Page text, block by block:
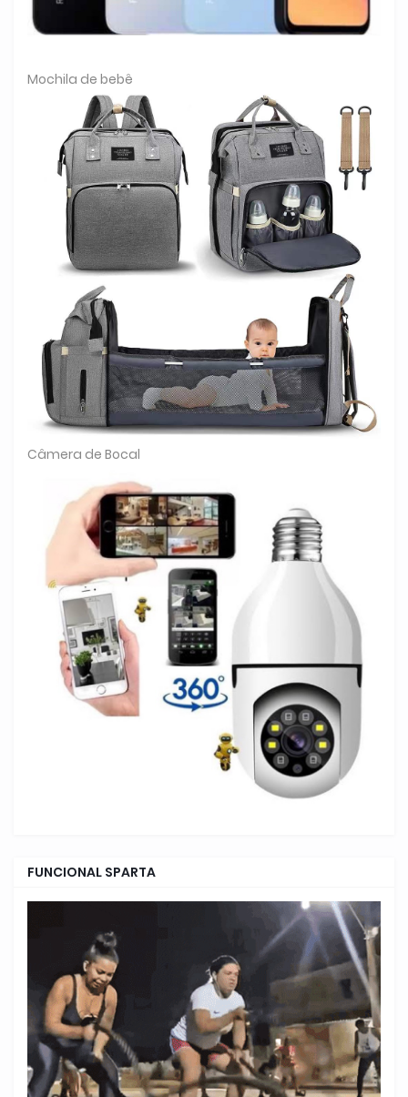
Mochila de bebê
Câmera de Bocal
FUNCIONAL SPARTA